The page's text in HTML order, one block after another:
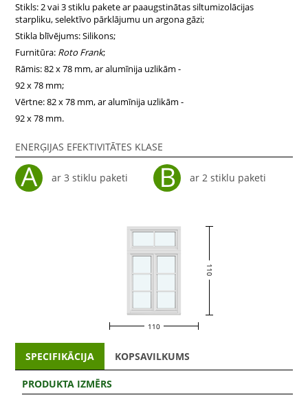
Stikls: 2 vai 3 stiklu pakete ar paaugstinātas siltumizolācijas
starpliku, selektīvo pārklājumu un argona gāzi;
Stikla blīvējums: Silikons;
Furnitūra: Roto Frank;
Rāmis: 82 x 78 mm, ar alumīnija uzlikām -
92 x 78 mm;
Vērtne: 82 x 78 mm, ar alumīnija uzlikām -
92 x 78 mm.
ENERĢIJAS EFEKTIVITĀTES KLASE
ar 3 stiklu paketi ar 2 stiklu paketi
110
110
SPECIFIKĀCIJA KOPSAVILKUMS
PRODUKTA IZMĒRS